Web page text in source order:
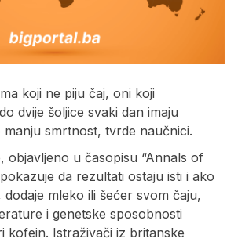
koji ne piju čaj, oni koji
dvije šoljice svaki dan imaju
manju smrtnost, tvrde naučnici.
objavljeno u časopisu “Annals of
da rezultati ostaju isti i ako
mleko ili šećer svom čaju,
i genetske sposobnosti
kofein. Istraživači iz britanske